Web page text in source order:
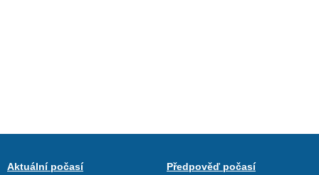
Aktuální počasí
Předpověď počasí